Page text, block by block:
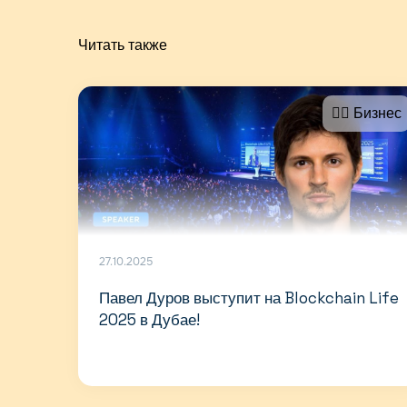
Читать также
🤵‍♂️ Бизнес
27.10.2025
Павел Дуров выступит на Blockchain Life
2025 в Дубае!